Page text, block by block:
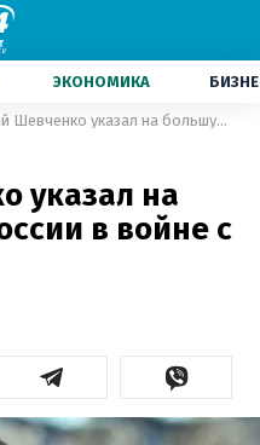
ЭКОНОМИКА
Андрей Шевченко указал на большую ложь России в войне с Украиной
указал на
в войне с